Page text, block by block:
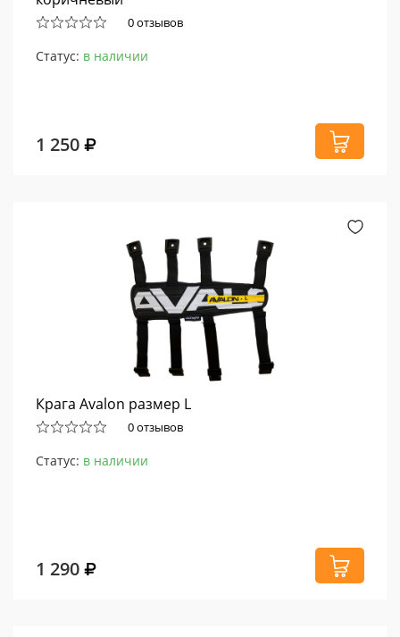
0 отзывов
Статус: в наличии
1 250
Крага Avalon размер L
0 отзывов
Статус: в наличии
1 290